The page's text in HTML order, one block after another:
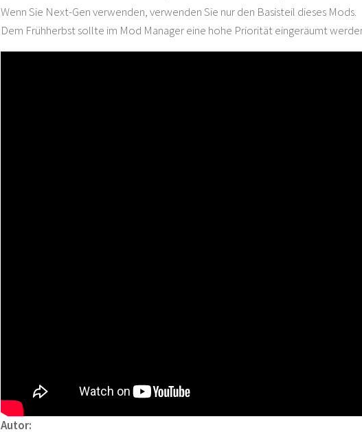
Wenn Sie Next-Gen verwenden, verwenden Sie nur den Basisteil dieses Mods.
Dem Frühherbst sollte im Mod Manager eine hohe Priorität eingeräumt
Autor: